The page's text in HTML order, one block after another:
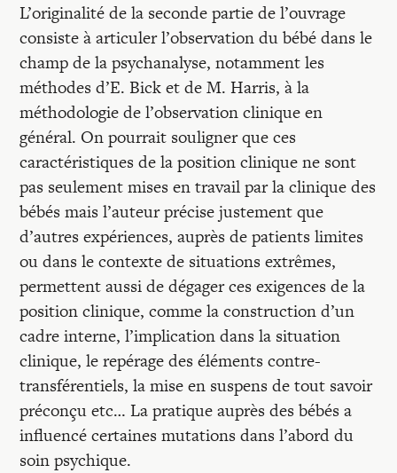
L’originalité de la seconde partie de l’ouvrage
consiste à articuler l’observation du bébé dans le
champ de la psychanalyse, notamment les
méthodes d’E. Bick et de M. Harris, à la
méthodologie de l’observation clinique en
général. On pourrait souligner que ces
caractéristiques de la position clinique ne sont
pas seulement mises en travail par la clinique des
bébés mais l’auteur précise justement que
d’autres expériences, auprès de patients limites
ou dans le contexte de situations extrêmes,
permettent aussi de dégager ces exigences de la
position clinique, comme la construction d’un
cadre interne, l’implication dans la situation
clinique, le repérage des éléments contre-
transférentiels, la mise en suspens de tout savoir
préconçu etc… La pratique auprès des bébés a
influencé certaines mutations dans l’abord du
soin psychique.